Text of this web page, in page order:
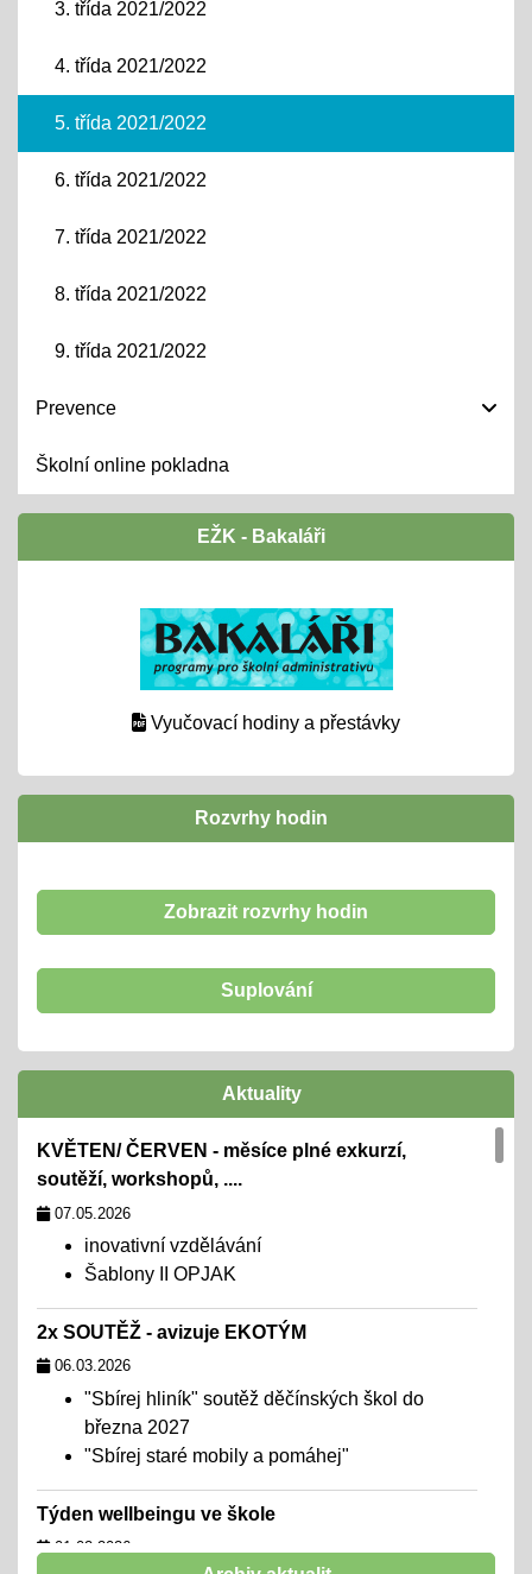
3. třída 2021/2022
4. třída 2021/2022
5. třída 2021/2022
6. třída 2021/2022
7. třída 2021/2022
8. třída 2021/2022
9. třída 2021/2022
Prevence
Školní online pokladna
EŽK - Bakaláři
Vyučovací hodiny a přestávky
Rozvrhy hodin
Zobrazit rozvrhy hodin
Suplování
Aktuality
KVĚTEN/ ČERVEN - měsíce plné exkurzí,
soutěží, workshopů, ....
07.05.2026
inovativní vzdělávání
Šablony II OPJAK
2x SOUTĚŽ - avizuje EKOTÝM
06.03.2026
"Sbírej hliník" soutěž děčínských škol do
března 2027
"Sbírej staré mobily a pomáhej"
Týden wellbeingu ve škole
01.02.2026